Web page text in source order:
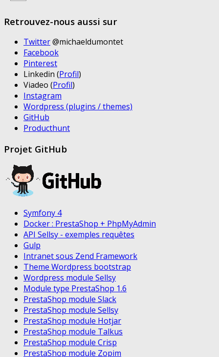
Retrouvez-nous aussi sur
Twitter@michaeldumontet
Facebook
Pinterest
Linkedin (Profil)
Viadeo (Profil)
Instagram
Wordpress (plugins / themes)
GitHub
Producthunt
Projet GitHub
Symfony 4
Docker : PrestaShop + PhpMyAdmin
API Sellsy - exemples requêtes
Gulp
Intranet sous Zend Framework
Theme Wordpress bootstrap
Wordpress module Sellsy
Module type PrestaShop 1.6
PrestaShop module Slack
PrestaShop module Sellsy
PrestaShop module Hotjar
PrestaShop module Talkus
PrestaShop module Crisp
PrestaShop module Zopim